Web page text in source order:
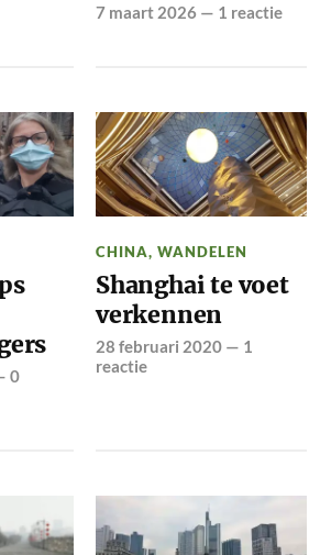
7 maart 2026 — 1 reactie
0
CHINA,WANDELEN
Shanghai te voet
verkennen
28 februari 2020 — 1
reactie